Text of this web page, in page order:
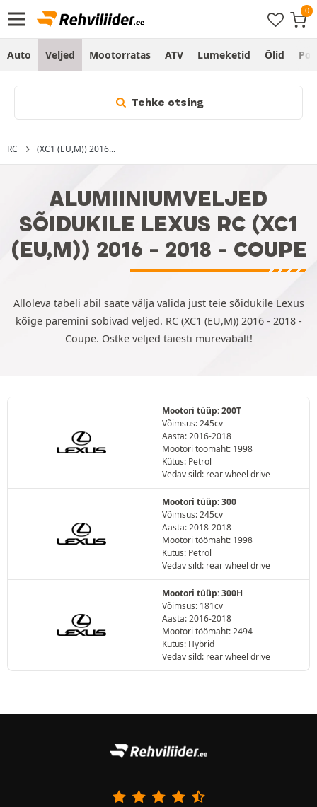
Auto Veljed Mootorratas ATV Lumeketid Õlid
Tehke otsing
RC (XC1 (EU,M)) 2016...
ALUMIINIUMVELJED
SÕIDUKILE LEXUS RC (XC1
(EU,M)) 2016 - 2018 - COUPE
Alloleva tabeli abil saate välja valida just teie sõidukile Lexus
kõige paremini sobivad veljed. RC (XC1 (EU,M)) 2016 - 2018 -
Coupe. Ostke veljed täiesti murevabalt!
Mootori tüüp: 200T
Võimsus: 245cv
Aasta: 2016-2018
Mootori töömaht: 1998
Kütus: Petrol
Vedav sild: rear wheel drive
Mootori tüüp: 300
Võimsus: 245cv
Aasta: 2018-2018
Mootori töömaht: 1998
Kütus: Petrol
Vedav sild: rear wheel drive
Mootori tüüp: 300H
Võimsus: 181cv
Aasta: 2016-2018
Mootori töömaht: 2494
Kütus: Hybrid
Vedav sild: rear wheel drive